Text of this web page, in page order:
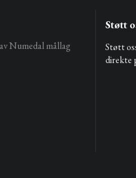
Numedal mållag
Støtt
Støtt
direkte